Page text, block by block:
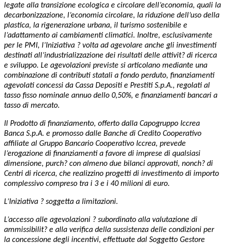
legate alla transizione ecologica e circolare dell’economia, quali la
decarbonizzazione, l’economia circolare, la riduzione dell’uso della
plastica, la rigenerazione urbana, il turismo sostenibile e
l’adattamento ai cambiamenti climatici. Inoltre, esclusivamente
per le PMI, l’Iniziativa ? volta ad agevolare anche gli investimenti
destinati all’industrializzazione dei risultati delle attivit? di ricerca
e sviluppo. Le agevolazioni previste si articolano mediante una
combinazione di contributi statali a fondo perduto, finanziamenti
agevolati concessi da Cassa Depositi e Prestiti S.p.A., regolati al
tasso fisso nominale annuo dello 0,50%, e finanziamenti bancari a
tasso di mercato.
Il Prodotto di finanziamento, offerto dalla Capogruppo Iccrea
Banca S.p.A. e promosso dalle Banche di Credito Cooperativo
affiliate al Gruppo Bancario Cooperativo Iccrea, prevede
l’erogazione di finanziamenti a favore di imprese di qualsiasi
dimensione, purch? con almeno due bilanci approvati, nonch? di
Centri di ricerca, che realizzino progetti di investimento di importo
complessivo compreso tra i 3 e i 40 milioni di euro.
L’Iniziativa ? soggetta a limitazioni.
L’accesso alle agevolazioni ? subordinato alla valutazione di
ammissibilit? e alla verifica della sussistenza delle condizioni per
la concessione degli incentivi, effettuate dal Soggetto Gestore